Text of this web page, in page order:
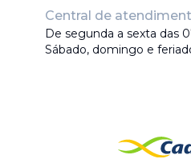
Central de
De segunda a sexta das
Sábado, domingo e